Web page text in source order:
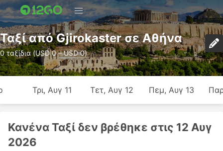
Ταξί από Gjirokaster σε Αθήνα
0 ταξίδια (USD 0 – USD 0)
Τρι, Αυγ 11 Τετ, Αυγ 12 Πεμ, Αυγ 13
Κανένα Ταξί δεν βρέθηκε στις 12 Αυγ
2026